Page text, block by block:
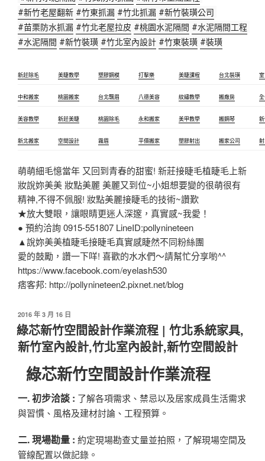
#新竹老屋翻新 #竹東抓漏 #竹北抓漏 #新竹裝璜公司
#苗栗防水抓漏 #竹北老屋拉皮 #桃園水泥隔間 #水泥隔間工程
#水泥隔間 #新竹裝璜 #竹北室內設計 #竹東裝璜 #裝璜
新莊除毛 美睫教學 塑膠鋼模 打擊樂 美睫課程 台北裝璜
中和搬家 桃園搬家 台北飄眉 八德美容 紋繡教學 搬廠房
美容教學 新莊美睫 桃園除毛 永和搬家 美甲教學 搬鋼琴
新北搬家 空間設計 霧眉 平價搬家 塑膠射出 搬家公司
萌萌細毛憶當年 又回到青春的甜蜜! 新莊接睫毛植睫毛上新
妝說妳美美 妝點美麗 美麗又到位~小姐想要變的很萌很有
精神,不得不佩服! 妝點美麗接睫毛的技術~讚歎
★放大雙眼，讓眼睛更迷人深邃，真實感~我愛！
● 預約洽詢 0915-551807 LineID:pollynineteen
▲說妳美美植睫毛接睫毛真實感睫然不同粉絲團
愛的鼓勵，讚一下咩! 喜歡的水水們～請幫忙分享喲^^
https://www.facebook.com/eyelash530
痞客邦: http://pollynineteen2.pixnet.net/blog
發
佈
於
2016 年 3 月 16 日
綠芯新竹空間設計作業流程 | 竹北系統家具,
新竹室內設計,竹北室內設計,新竹空間設計
綠芯新竹空間設計作業流程
一. 初步洽談 : 了解各項需求、禁忌以及居家成員生活需求
與習慣、風格及建材討論、工程預算。
二. 現場勘量 : 約定現場勘查丈量並拍照，了解現場空間及
管線配置以做記錄。